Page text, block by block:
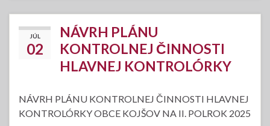
JÚL
02
NÁVRH PLÁNU
KONTROLNEJ ČINNOSTI
HLAVNEJ KONTROLÓRKY
NÁVRH PLÁNU KONTROLNEJ ČINNOSTI HLAVNEJ
KONTROLÓRKY OBCE KOJŠOV NA II. POLROK 2025